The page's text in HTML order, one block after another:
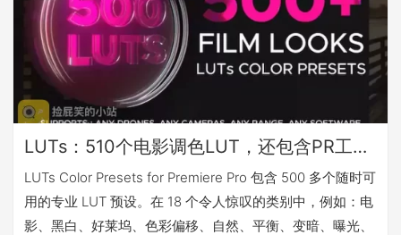
LUTs：510个电影调色LUT，还包含PR工程预设_LUTs Color Presets for Premiere Pro
LUTs Color Presets for Premiere Pro 包含 500 多个随时可
用的专业 LUT 预设。在 18 个令人惊叹的类别中，例如：电
影、黑白、好莱坞、色彩偏移、自然、平衡、变暗、曝光、